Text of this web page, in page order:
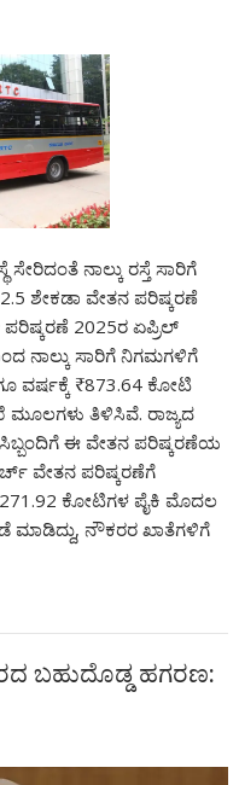
ಸೇರಿದಂತೆ ನಾಲ್ಕು ರಸ್ತೆ ಸಾರಿಗೆ
ಶೇಕಡಾ ವೇತನ ಪರಿಷ್ಕರಣೆ
2025ರ ಏಪ್ರಿಲ್
ನಾಲ್ಕು ಸಾರಿಗೆ ನಿಗಮಗಳಿಗೆ
ವರ್ಷಕ್ಕೆ ₹873.64 ಕೋಟಿ
ಮೂಲಗಳು ತಿಳಿಸಿವೆ. ರಾಜ್ಯದ
ಸಿಬ್ಬಂದಿಗೆ ಈ ವೇತನ ಪರಿಷ್ಕರಣೆಯ
ವೇತನ ಪರಿಷ್ಕರಣೆಗೆ
ಕೋಟಿಗಳ ಪೈಕಿ ಮೊದಲ
ಮಾಡಿದ್ದು, ನೌಕರರ ಖಾತೆಗಳಿಗೆ
ಬಹುದೊಡ್ಡ ಹಗರಣ: